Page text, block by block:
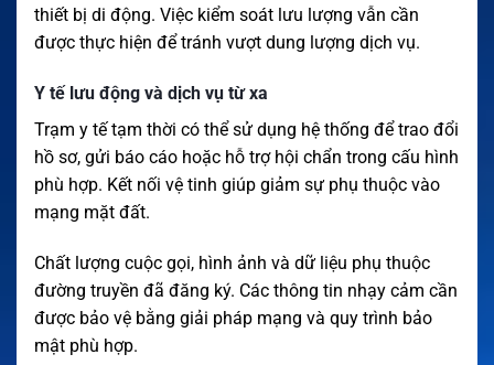
thiết bị di động. Việc kiểm soát lưu lượng vẫn cần
được thực hiện để tránh vượt dung lượng dịch vụ.
Y tế lưu động và dịch vụ từ xa
Trạm y tế tạm thời có thể sử dụng hệ thống để trao đổi
hồ sơ, gửi báo cáo hoặc hỗ trợ hội chẩn trong cấu hình
phù hợp. Kết nối vệ tinh giúp giảm sự phụ thuộc vào
mạng mặt đất.
Chất lượng cuộc gọi, hình ảnh và dữ liệu phụ thuộc
đường truyền đã đăng ký. Các thông tin nhạy cảm cần
được bảo vệ bằng giải pháp mạng và quy trình bảo
mật phù hợp.